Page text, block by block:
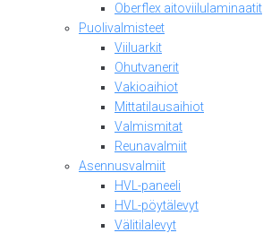
Oberflex aitoviilulaminaatit
Puolivalmisteet
Viiluarkit
Ohutvanerit
Vakioaihiot
Mittatilausaihiot
Valmismitat
Reunavalmiit
Asennusvalmiit
HVL-paneeli
HVL-pöytälevyt
Välitilalevyt